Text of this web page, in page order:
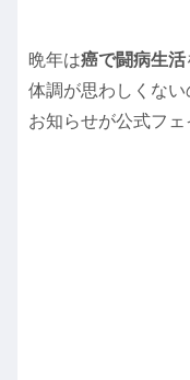
晩年は癌で闘病生活
体調が思わしくな
お知らせが公式フェ